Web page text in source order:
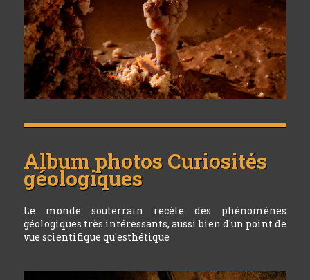
Album photos Curiosités
géologiques
Le monde souterrain recèle des phénomènes
géologiques très intéressants, aussi bien d'un point de
vue scientifique qu'esthétique